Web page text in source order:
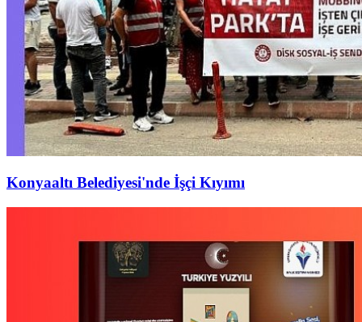
Konyaaltı Belediyesi'nde İşçi Kıyımı